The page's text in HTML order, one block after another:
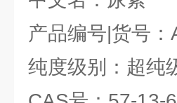
产品编号|货号
纯度级别：超纯